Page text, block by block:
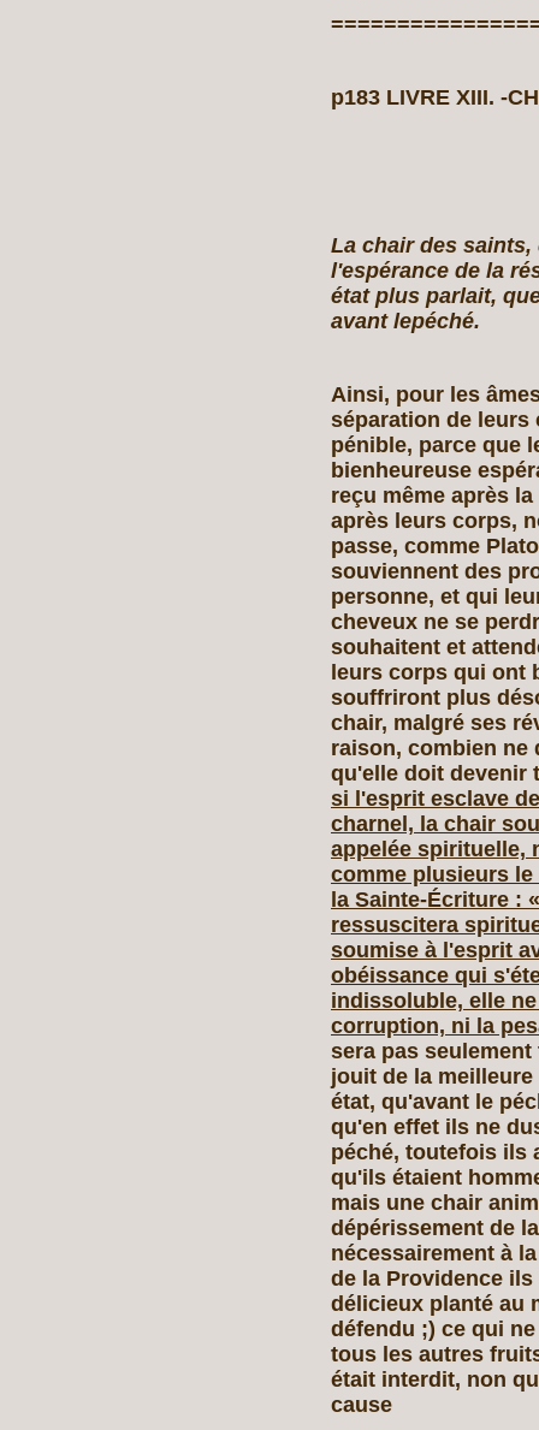
p183 LIVRE XIII.
La chair des
l'espérance de la
état plus parlait,
avant lepéché.
Ainsi, pour les
séparation de leurs
pénible, parce que
bienheureuse
reçu même après
après leurs corps,
passe, comme
souviennent des
personne, et qui
cheveux ne se
souhaitent et
leurs corps qui ont
souffriront plus
chair, malgré ses
raison, combien ne
qu'elle doit
si l'esprit esclave
charnel, la chair
appelée spirituelle,
comme plusieurs
la Sainte‑Écriture :
ressuscitera
soumise à l'esprit
obéissance qui
indissoluble, elle
corruption, ni la
sera pas
jouit de la
état, qu'avant le
qu'en effet ils ne
péché, toutefois ils
qu'ils étaient
mais une chair
dépérissement de
nécessairement à
de la Providence
délicieux planté au
défendu ;) ce qui
tous les autres
était interdit, non
cause